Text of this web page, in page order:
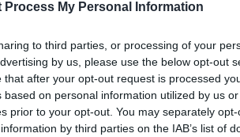
Process My Personal Information
to third parties, or processing of your
by us, please use the below opt-out
after your opt-out request is processed
on personal information utilized by us
prior to your opt-out. You may separately
by third parties on the IAB’s list of
din Borșa. Apelul
de unde urma să
lui și nici la telefon nu